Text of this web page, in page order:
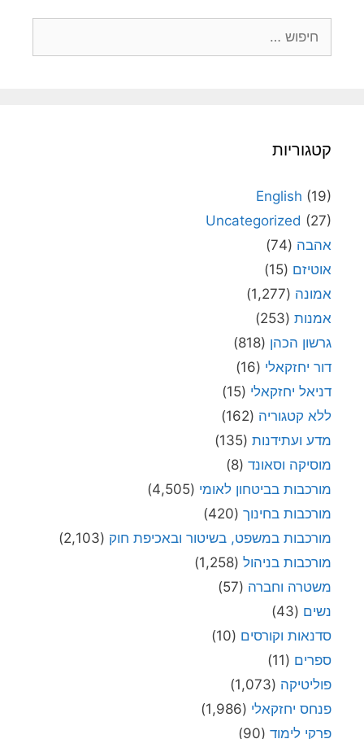
קטגוריות
English (19)
Uncategorized (27)
אהבה (74)
אוטיזם (15)
אמונה (1,277)
אמנות (253)
גרשון הכהן (818)
דור יחזקאלי (16)
דניאל יחזקאלי (15)
ללא קטגוריה (162)
מדע ועתידנות (135)
מוסיקה וסאונד (8)
מורכבות בביטחון לאומי (4,505)
מורכבות בחינוך (420)
מורכבות במשפט, בשיטור ובאכיפת חוק (2,103)
מורכבות בניהול (1,258)
משטרה וחברה (57)
נשים (43)
סדנאות וקורסים (10)
ספרים (11)
פוליטיקה (1,073)
פנחס יחזקאלי (1,986)
פרקי לימוד (90)